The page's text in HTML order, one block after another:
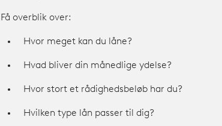
Få overblik over:
Hvor meget kan du låne?
Hvad bliver din månedlige ydelse?
Hvor stort et rådighedsbeløb har du?
Hvilken type lån passer til dig?